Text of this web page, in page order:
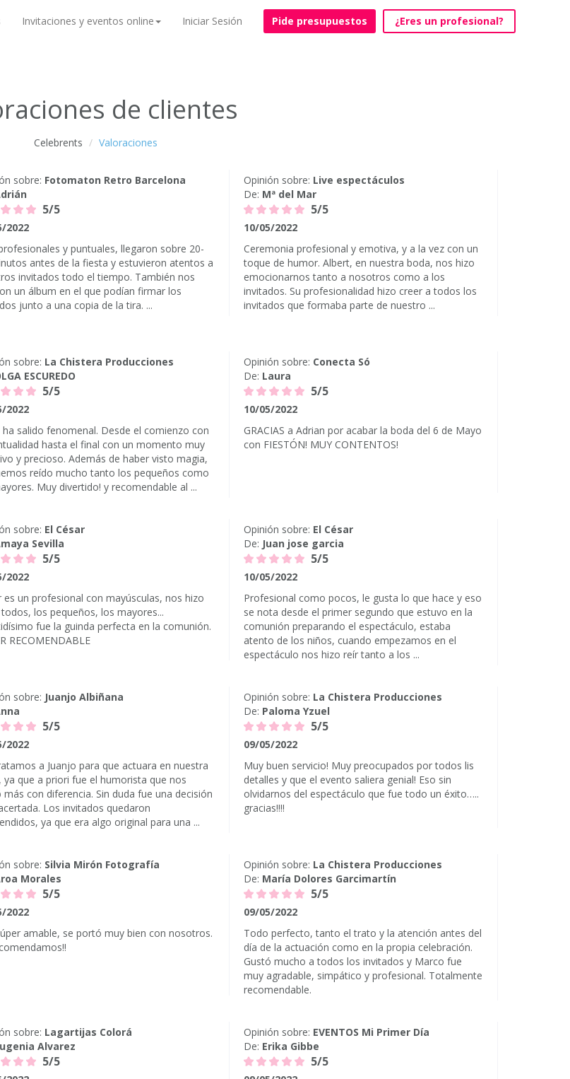
Invitaciones y eventos online Iniciar Sesión Pide presupuestos ¿Eres un profesional?
de clientes
Celebrents Valoraciones
sobre: Fotomaton Retro Barcelona
5/5
2022
y puntuales, llegaron sobre 20-
antes de la fiesta y estuvieron atentos a
invitados todo el tiempo. También nos
un álbum en el que podían firmar los
junto a una copia de la tira. ...
Opinión sobre: Live espectáculos
De: Mª del Mar
5/5
10/05/2022
Ceremonia profesional y emotiva, y a la vez con un
toque de humor. Albert, en nuestra boda, nos hizo
emocionarnos tanto a nosotros como a los
invitados. Su profesionalidad hizo creer a todos los
invitados que formaba parte de nuestro ...
sobre: La Chistera Producciones
ESCUREDO
5/5
2022
salido fenomenal. Desde el comienzo con
hasta el final con un momento muy
y precioso. Además de haber visto magia,
reído mucho tanto los pequeños como
Muy divertido! y recomendable al ...
Opinión sobre: Conecta Só
De: Laura
5/5
10/05/2022
GRACIAS a Adrian por acabar la boda del 6 de Mayo
con FIESTÓN! MUY CONTENTOS!
sobre: El César
Sevilla
5/5
2022
es un profesional con mayúsculas, nos hizo
los pequeños, los mayores...
fue la guinda perfecta en la comunión.
RECOMENDABLE
Opinión sobre: El César
De: Juan jose garcia
5/5
10/05/2022
Profesional como pocos, le gusta lo que hace y eso
se nota desde el primer segundo que estuvo en la
comunión preparando el espectáculo, estaba
atento de los niños, cuando empezamos en el
espectáculo nos hizo reír tanto a los ...
sobre: Juanjo Albiñana
5/5
2022
a Juanjo para que actuara en nuestra
ya que a priori fue el humorista que nos
más con diferencia. Sin duda fue una decisión
Los invitados quedaron
ya que era algo original para una ...
Opinión sobre: La Chistera Producciones
De: Paloma Yzuel
5/5
09/05/2022
Muy buen servicio! Muy preocupados por todos lis
detalles y que el evento saliera genial! Eso sin
olvidarnos del espectáculo que fue todo un éxito…..
gracias!!!!
sobre: Silvia Mirón Fotografía
Morales
5/5
2022
amable, se portó muy bien con nosotros.
Opinión sobre: La Chistera Producciones
De: María Dolores Garcimartín
5/5
09/05/2022
Todo perfecto, tanto el trato y la atención antes del
día de la actuación como en la propia celebración.
Gustó mucho a todos los invitados y Marco fue
muy agradable, simpático y profesional. Totalmente
recomendable.
sobre: Lagartijas Colorá
Alvarez
5/5
Opinión sobre: EVENTOS Mi Primer Día
De: Erika Gibbe
5/5